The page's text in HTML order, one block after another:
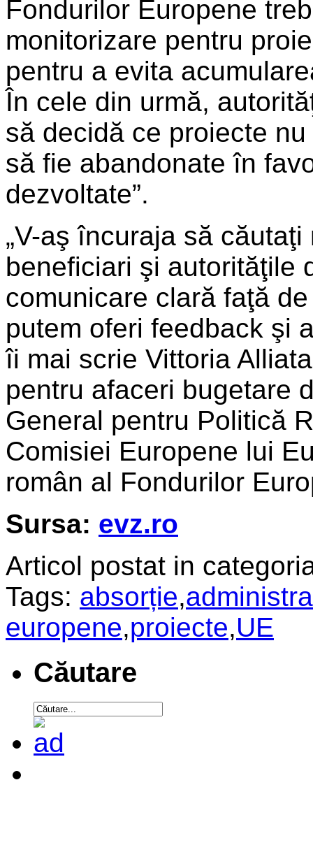
Fondurilor Europene
monitorizare pentru
pentru a evita
În cele din urmă,
să decidă ce proiecte
să fie abandonate în
dezvoltate”.
„V-aş încuraja să
beneficiari şi autorităţile
comunicare clară faţă
putem oferi feedback şi
îi mai scrie Vittoria
pentru afaceri bugetare
General pentru Politică
Comisiei Europene lui
român al Fondurilor
Sursa: evz.ro
Articol postat in
Tags: absorție,
europene,proiecte,UE
Căutare